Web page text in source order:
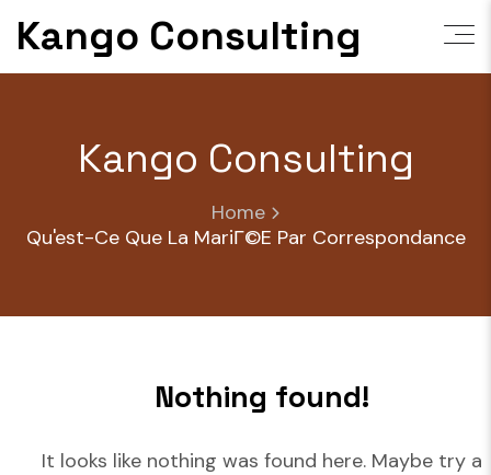
Kango Consulting
Kango Consulting
Home
Qu'est-Ce Que La MariГ©e Par Correspondance
Nothing found!
It looks like nothing was found here. Maybe try a